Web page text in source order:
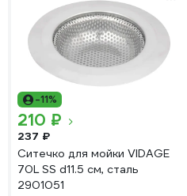
-11%
210 ₽
237 ₽
Ситечко для мойки VIDAGE
70L SS d11.5 см, сталь
2901051